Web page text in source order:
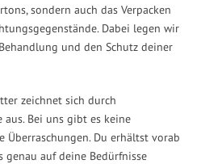
sondern auch das Verpacken
Dabei legen wir
und den Schutz deiner
zeichnet sich durch
Bei uns gibt es keine
Überraschungen. Du erhältst vorab
auf deine Bedürfnisse